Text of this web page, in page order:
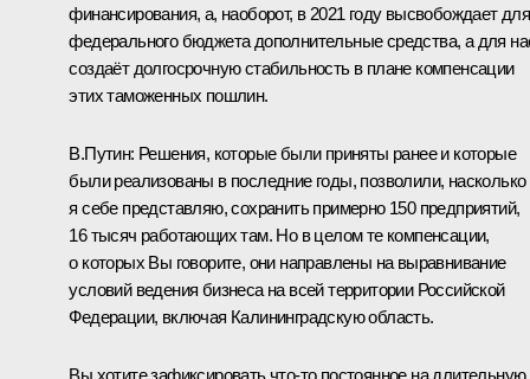
финансирования, а, наоборот, в 2021 году высвобождает для
федерального бюджета дополнительные средства, а для
создаёт долгосрочную стабильность в плане компенсации
этих таможенных пошлин.
В.Путин: Решения, которые были приняты ранее и которые
были реализованы в последние годы, позволили, насколько
я себе представляю, сохранить примерно 150 предприятий,
16 тысяч работающих там. Но в целом те компенсации,
о которых Вы говорите, они направлены на выравнивание
условий ведения бизнеса на всей территории Российской
Федерации, включая Калининградскую область.
Вы хотите зафиксировать что‑то постоянное на длительную